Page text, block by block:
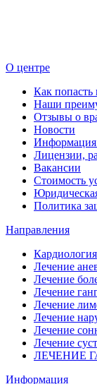
О центре
Как попасть
Наши
Отзывы о
Новости
Лицензии,
Вакансии
Стоимость
Политика
Направления
Кардиология
Лечение
Лечение
Лечение
Лечение
Лечение
Лечение
Лечение
ЛЕЧЕНИЕ
Информация